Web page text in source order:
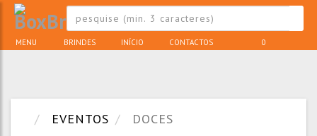
MENU BRINDES INÍCIO CONTACTOS 0
EVENTOS DOCES